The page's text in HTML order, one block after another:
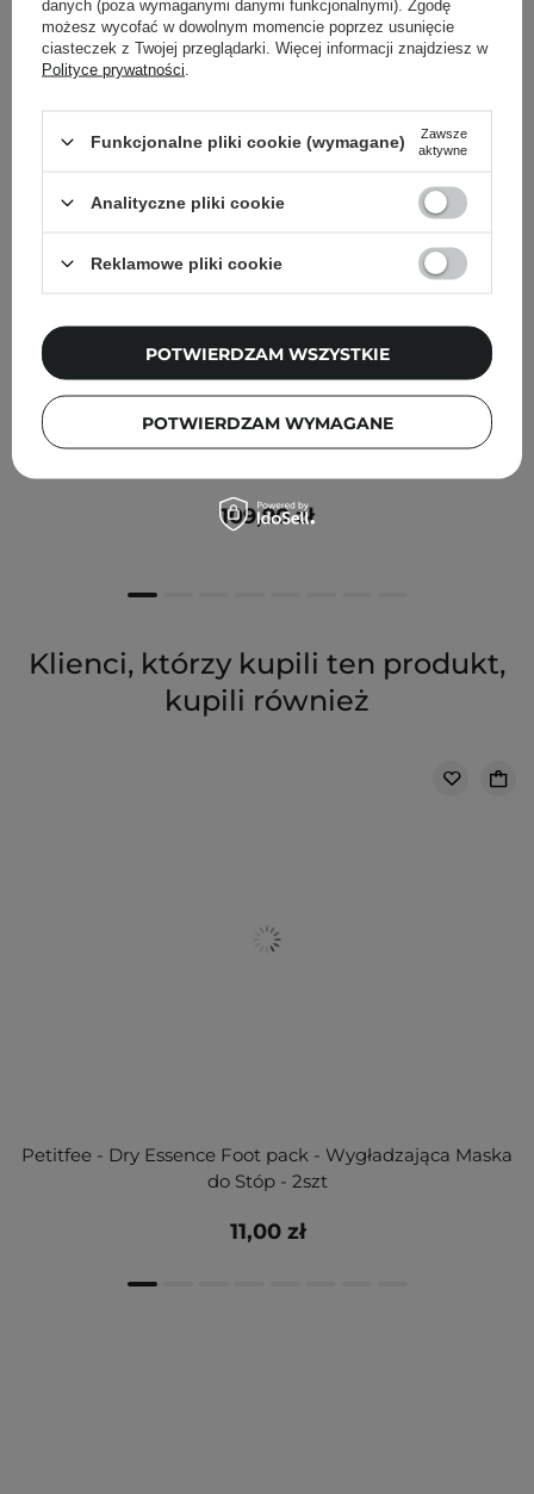
Olaplex - No. 9 Bond Protector Nourishing Serum -
109,90 zł
Klienci, którzy kupili ten produkt,
kupili również
Petitfee - Dry Essence Foot pack - Wygładzająca Maska
do Stóp - 2szt
11,00 zł
danych (poza wymaganymi danymi funkcjonalnymi). Zgodę
możesz wycofać w dowolnym momencie poprzez usunięcie
ciasteczek z Twojej przeglądarki. Więcej informacji znajdziesz w
Polityce prywatności
Funkcjonalne pliki cookie (wymagane)
Zawsze
aktywne
Analityczne pliki cookie
Reklamowe pliki cookie
POTWIERDZAM WYMAGANE
POTWIERDZAM WSZYSTKIE